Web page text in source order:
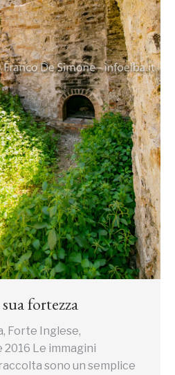
fortezza
Forte Inglese,
Le immagini
sono un semplice